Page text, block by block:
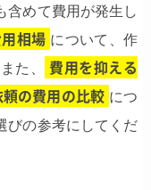
含めて費用が発生し
相場 について、作
た、
費用を抑える
の費用の比較 につ
びの参考にしてくだ